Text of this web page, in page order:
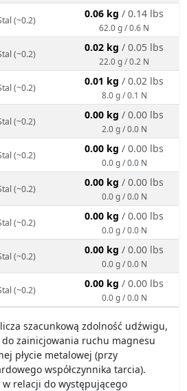
(~0.2)
0.06 kg / 0.14 lbs
62.0 g / 0.6 N
(~0.2)
0.02 kg / 0.05 lbs
22.0 g / 0.2 N
(~0.2)
0.01 kg / 0.02 lbs
8.0 g / 0.1 N
(~0.2)
0.00 kg / 0.00 lbs
2.0 g / 0.0 N
(~0.2)
0.00 kg / 0.00 lbs
0.0 g / 0.0 N
(~0.2)
0.00 kg / 0.00 lbs
0.0 g / 0.0 N
(~0.2)
0.00 kg / 0.00 lbs
0.0 g / 0.0 N
(~0.2)
0.00 kg / 0.00 lbs
0.0 g / 0.0 N
(~0.2)
0.00 kg / 0.00 lbs
0.0 g / 0.0 N
szacunkową zdolność udźwigu,
do zainicjowania ruchu magnesu
płycie metalowej (przy
współczynnika tarcia).
relacji do występującego